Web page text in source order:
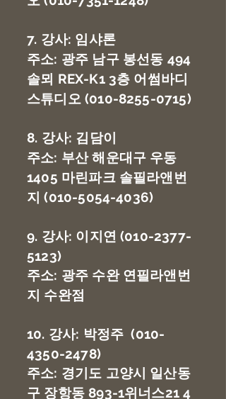
7. 강사: 임샤론
주소: 광주 남구 봉선동 494
솔뫼 REX-K1 3층 어썸바디
스튜디오 (010-8255-0715)
8. 강사: 김담이
주소: 부산 해운대구 우동
1405 마린파크 솔필라앤번
지(010-5054-4036)
9. 강사: 이지연 ​(010-2377-
5123)
주소: 광주 수완 연필라앤번
지 수완점
10. 강사: 박정주(010-
4350-2478)
주소: 경기도 고양시 일산동
구 장항동 893-1위너스21 4